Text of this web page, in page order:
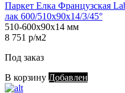
Паркет Елка Французская
лак 600/510х90х14/3/45°
510-600х90х14 мм
8 751 р/м2
Под заказ
В корзину Добавлен